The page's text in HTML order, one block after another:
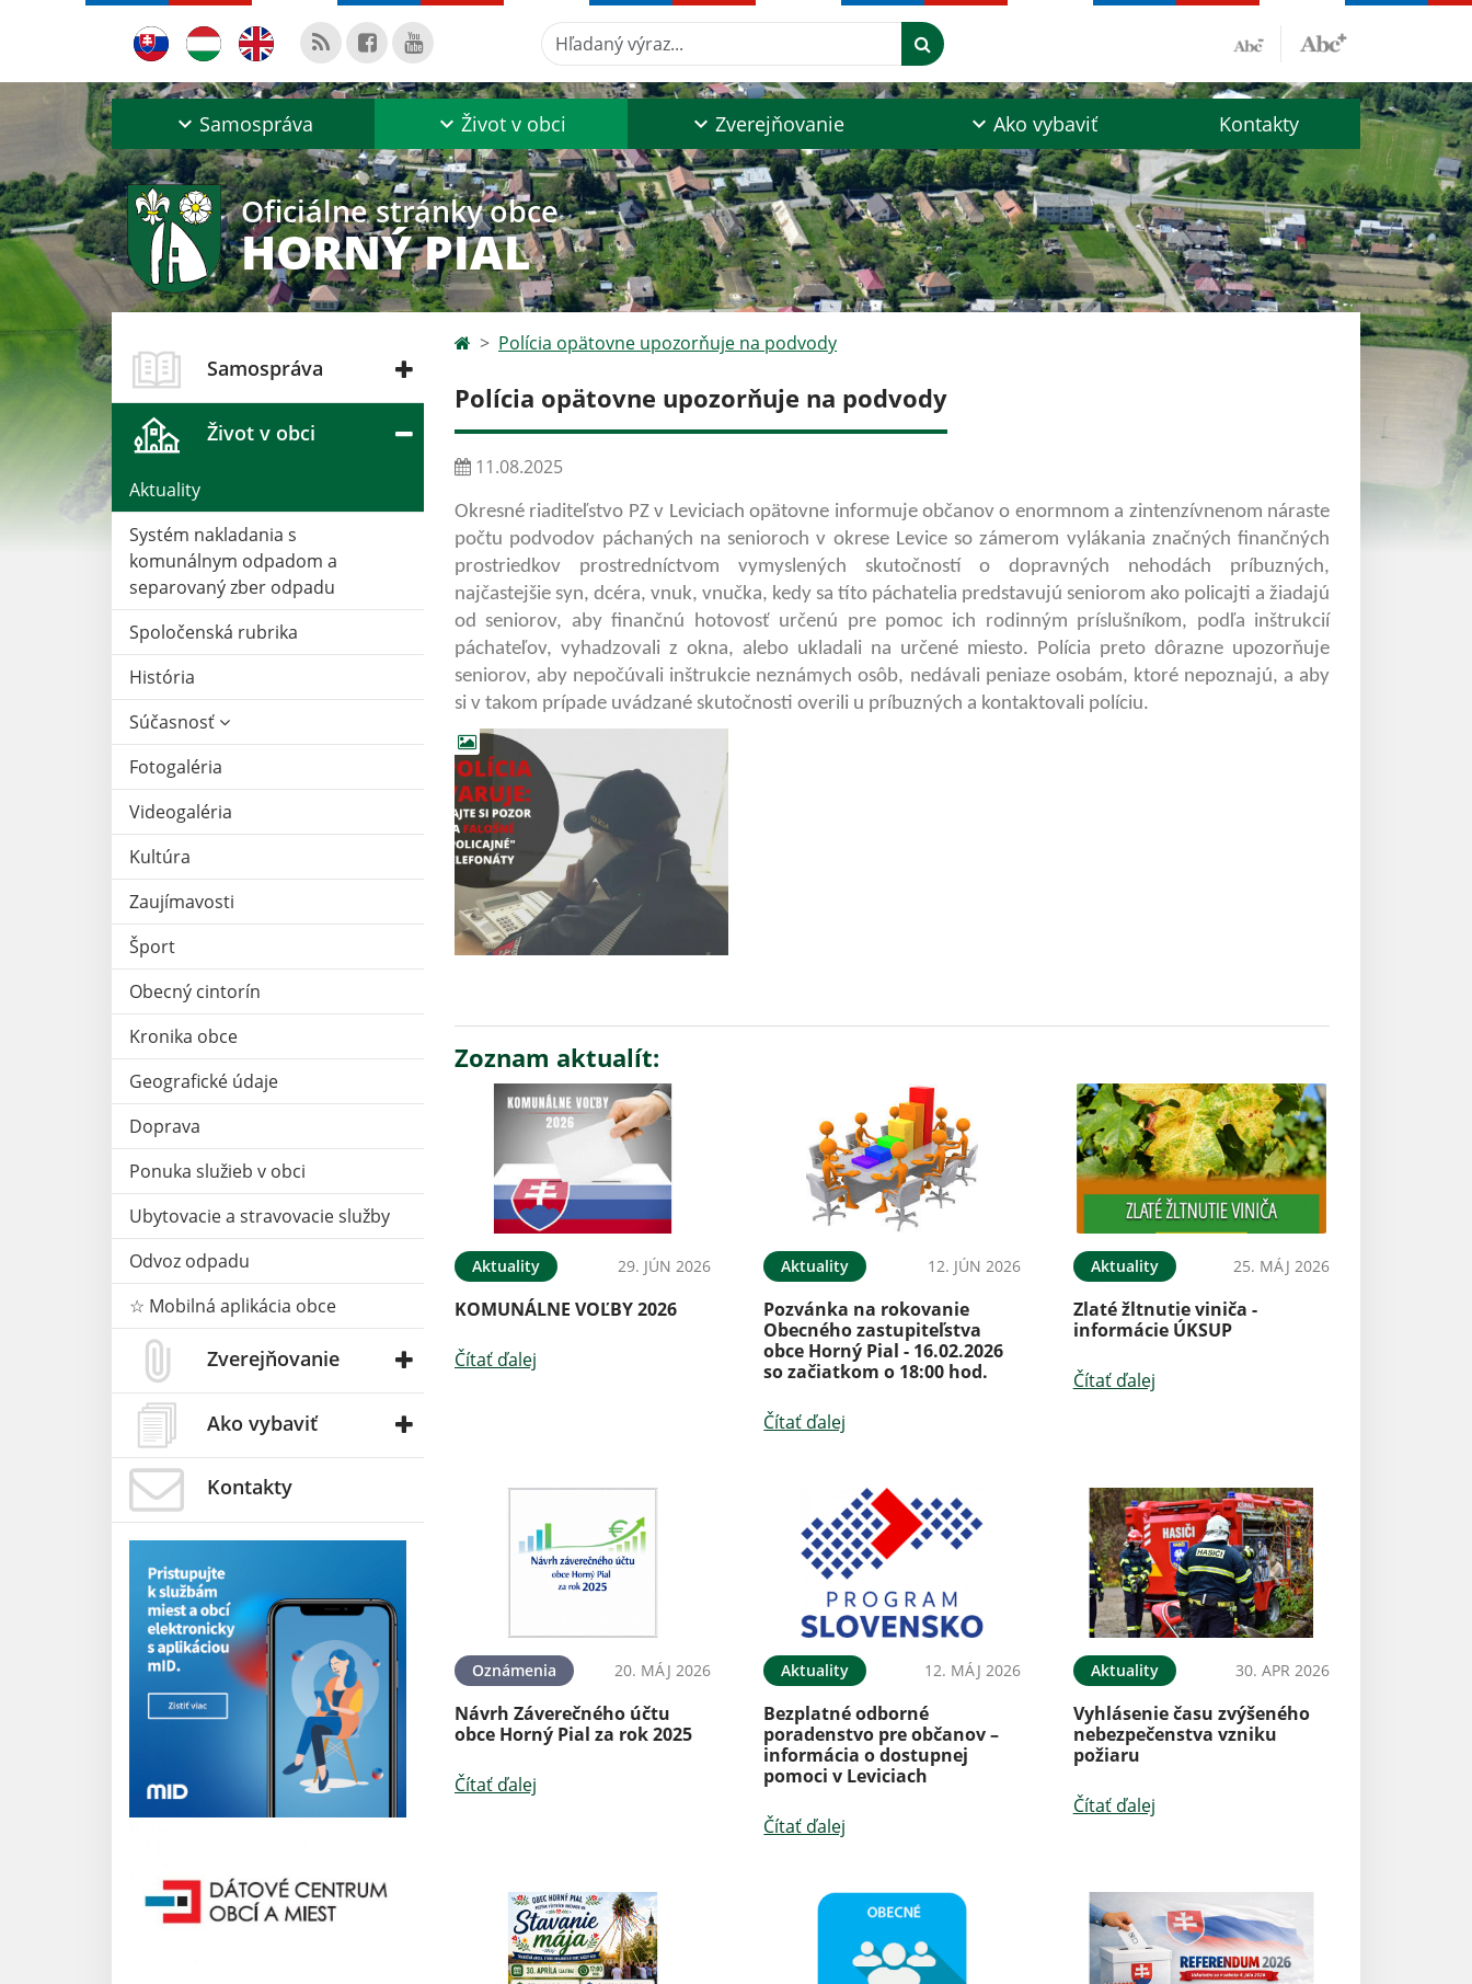
Hľadaný výraz...
Samospráva Život v obci Zverejňovanie Ako vybaviť Kontakty
Oficiálne stránky obce
HORNÝ PIAL
Samospráva
Život v obci
Aktuality
Systém nakladania s
komunálnym odpadom a
separovaný zber odpadu
Spoločenská rubrika
História
Súčasnosť
Fotogaléria
Videogaléria
Kultúra
Zaujímavosti
Šport
Obecný cintorín
Kronika obce
Geografické údaje
Doprava
Ponuka služieb v obci
Ubytovacie a stravovacie služby
Odvoz odpadu
☆ Mobilná aplikácia obce
Zverejňovanie
Ako vybaviť
Kontakty
Polícia opätovne upozorňuje na podvody
Polícia opätovne upozorňuje na podvody
11.08.2025
Okresné riaditeľstvo PZ v Leviciach opätovne informuje občanov o enormnom a zintenzívnenom náraste
počtu podvodov páchaných na senioroch v okrese Levice so zámerom vylákania značných finančných
prostriedkov prostredníctvom vymyslených skutočností o dopravných nehodách príbuzných,
najčastejšie syn, dcéra, vnuk, vnučka, kedy sa títo páchatelia predstavujú seniorom ako policajti a žiadajú
od seniorov, aby finančnú hotovosť určenú pre pomoc ich rodinným príslušníkom, podľa inštrukcií
páchateľov, vyhadzovali z okna, alebo ukladali na určené miesto. Polícia preto dôrazne upozorňuje
seniorov, aby nepočúvali inštrukcie neznámych osôb, nedávali peniaze osobám, ktoré nepoznajú, a aby
si v takom prípade uvádzané skutočnosti overili u príbuzných a kontaktovali políciu.
Zoznam aktualít:
Aktuality 29. JÚN 2026
KOMUNÁLNE VOĽBY 2026
Čítať ďalej
Aktuality 12. JÚN 2026
Pozvánka na rokovanie
Obecného zastupiteľstva
obce Horný Pial - 16.02.2026
so začiatkom o 18:00 hod.
Čítať ďalej
Aktuality 25. MÁJ 2026
Zlaté žltnutie viniča -
informácie ÚKSUP
Čítať ďalej
Oznámenia 20. MÁJ 2026
Návrh Záverečného účtu
obce Horný Pial za rok 2025
Čítať ďalej
Aktuality 12. MÁJ 2026
Bezplatné odborné
poradenstvo pre občanov –
informácia o dostupnej
pomoci v Leviciach
Čítať ďalej
Aktuality 30. APR 2026
Vyhlásenie času zvýšeného
nebezpečenstva vzniku
požiaru
Čítať ďalej